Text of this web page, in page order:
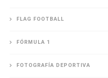
FLAG FOOTBALL
FÓRMULA 1
FOTOGRAFÍA DEPORTIVA